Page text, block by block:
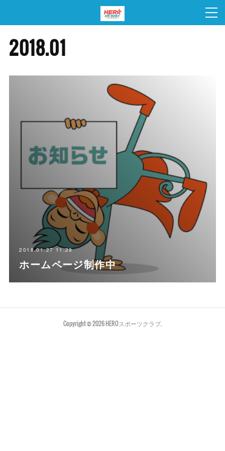
2018.01
2018.01.27 11:29
ホームページ制作中
Copyright ©2026HEROスポーツクラブ.